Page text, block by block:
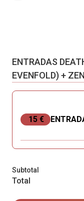
ENTRADAS
EVENFOLD) +
15 €
Subtotal
Total